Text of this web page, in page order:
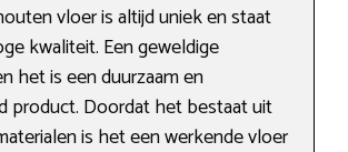
vloer is altijd uniek en staat
kwaliteit. Een geweldige
het is een duurzaam en
product. Doordat het bestaat uit
is het een werkende vloer